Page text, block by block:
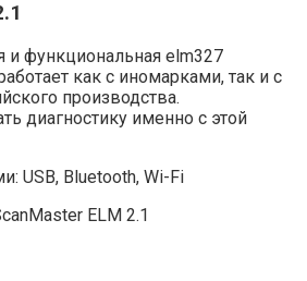
и функциональная elm327
как с иномарками, так и с
производства.
диагностику именно с этой
USB, Bluetooth, Wi-Fi
ELM 2.1